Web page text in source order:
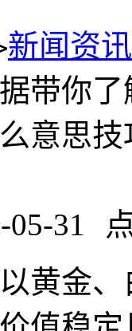
新闻资
带你
意思
31
黄金